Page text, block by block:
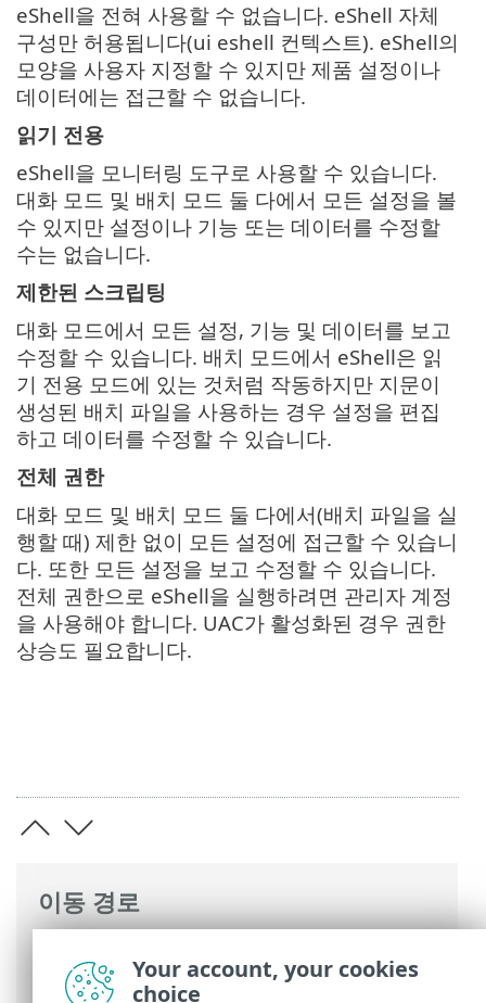
이동 경로
고급 설정>사용자 인터페이스 > ESET
eShell을 전혀 사용할 수 없습니다. eShell 자체
구성만 허용됩니다(ui eshell 컨텍스트). eShell의
모양을 사용자 지정할 수 있지만 제품 설정이나
데이터에는 접근할 수 없습니다.
읽기 전용
eShell을 모니터링 도구로 사용할 수 있습니다.
대화 모드 및 배치 모드 둘 다에서 모든 설정을 볼
수 있지만 설정이나 기능 또는 데이터를 수정할
수는 없습니다.
제한된 스크립팅
대화 모드에서 모든 설정, 기능 및 데이터를 보고
수정할 수 있습니다. 배치 모드에서 eShell은 읽
기 전용 모드에 있는 것처럼 작동하지만 지문이
생성된 배치 파일을 사용하는 경우 설정을 편집
하고 데이터를 수정할 수 있습니다.
전체 권한
대화 모드 및 배치 모드 둘 다에서(배치 파일을 실
행할 때) 제한 없이 모든 설정에 접근할 수 있습니
다. 또한 모든 설정을 보고 수정할 수 있습니다.
전체 권한으로 eShell을 실행하려면 관리자 계정
을 사용해야 합니다. UAC가 활성화된 경우 권한
상승도 필요합니다.
Your account, your cookies
choice